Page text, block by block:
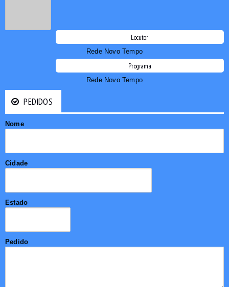
Locutor
Rede Novo Tempo
Programa
Rede Novo Tempo
PEDIDOS
Nome
Cidade
Estado
Pedido